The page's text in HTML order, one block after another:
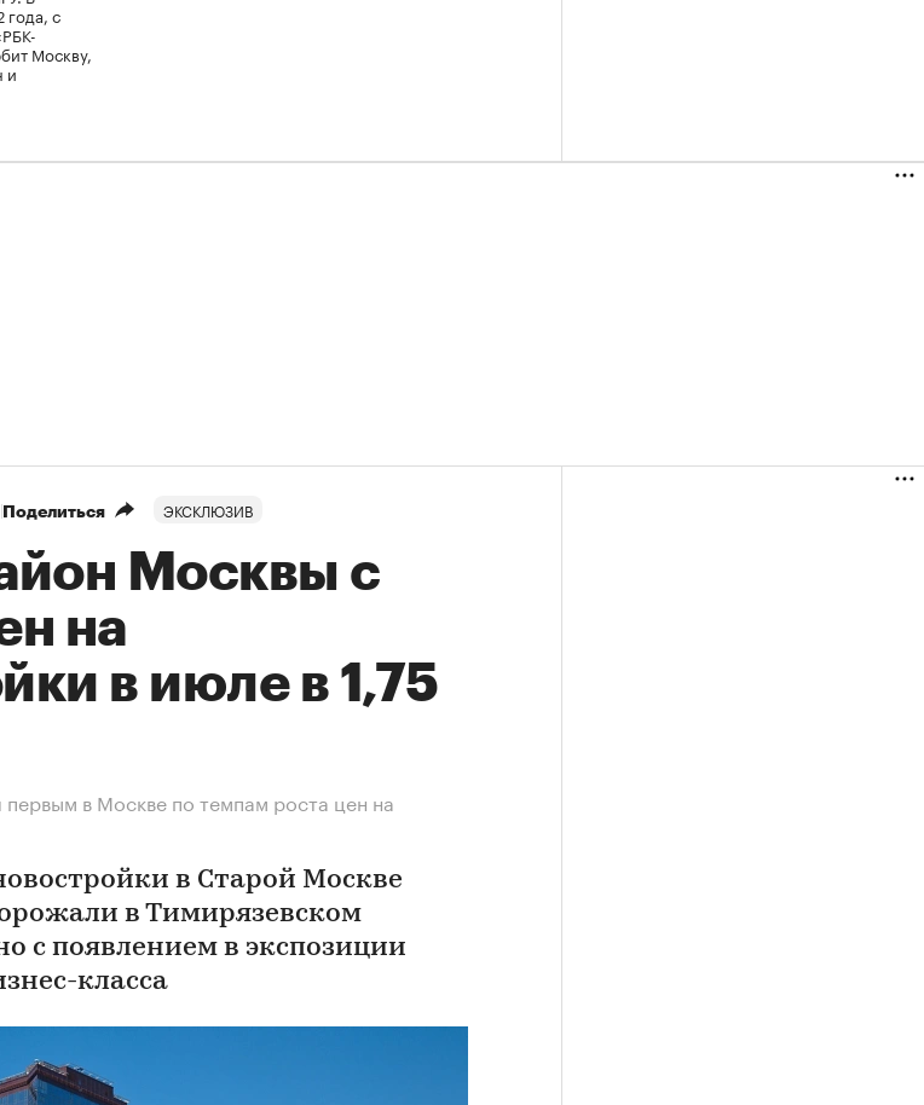
года, с
Москву,
и
Поделиться ЭКСКЛЮЗИВ
Москвы с
на
в июле в 1,75
первым в Москве по темпам роста цен на
в Старой Москве
в Тимирязевском
с появлением в экспозиции
класса